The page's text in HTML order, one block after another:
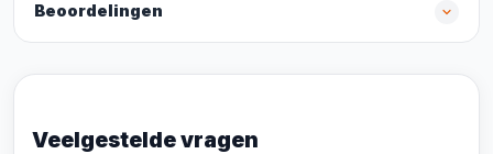
Beoordelingen
Veelgestelde vragen